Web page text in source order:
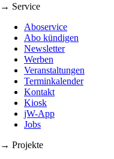
→ Service
Aboservice
Abo kündigen
Newsletter
Werben
Veranstaltungen
Terminkalender
Kontakt
Kiosk
jW-App
Jobs
→ Projekte